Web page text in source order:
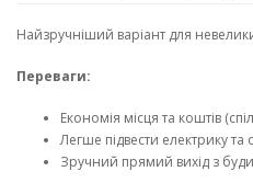
Найзручніший варіант для
Переваги:
Економія місця та коштів
Легше підвести електрику та
Зручний прямий вихід з